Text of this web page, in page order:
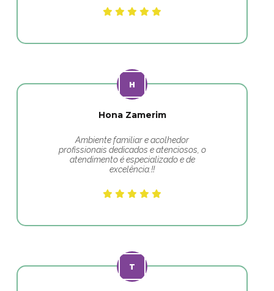
Hona Zamerim
Ambiente familiar e acolhedor
profissionais dedicados e atenciosos, o
atendimento é especializado e de
excelência.!!